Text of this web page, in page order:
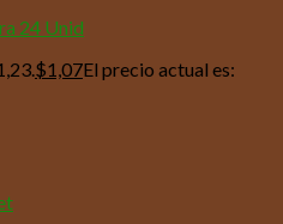
24 Unid
$1,07El precio actual es: